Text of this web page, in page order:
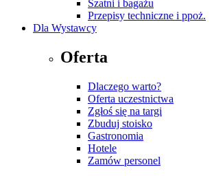
Szatni i bagażu
Przepisy techniczne i ppoż.
Dla Wystawcy
Oferta
Dlaczego warto?
Oferta uczestnictwa
Zgłoś się na targi
Zbuduj stoisko
Gastronomia
Hotele
Zamów personel